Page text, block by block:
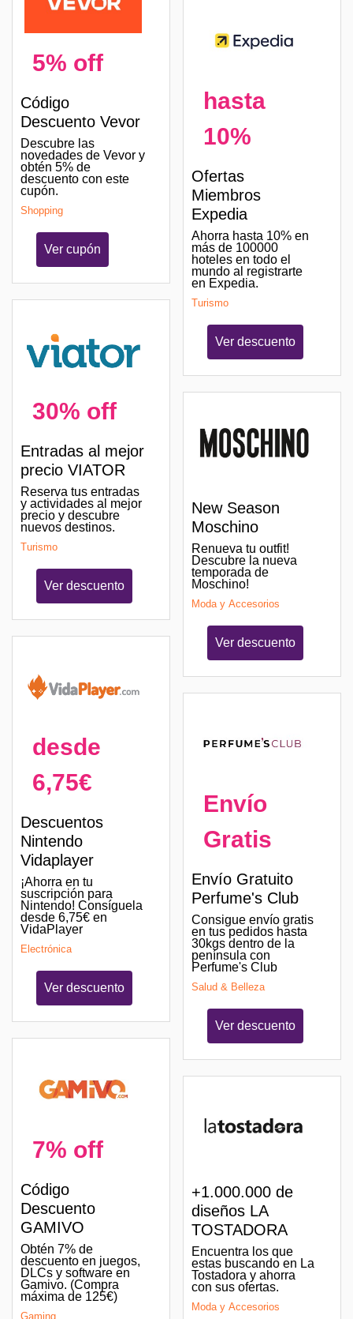
5% off
Código
Descuento Vevor
Descubre las
novedades de Vevor y
obtén 5% de
descuento con este
cupón.
Shopping
Ver cupón
30% off
Entradas al mejor
precio VIATOR
Reserva tus entradas
y actividades al mejor
precio y descubre
nuevos destinos.
Turismo
Ver descuento
desde
6,75€
Descuentos
Nintendo
Vidaplayer
¡Ahorra en tu
suscripción para
Nintendo! Consíguela
desde 6,75€ en
VidaPlayer
Electrónica
Ver descuento
7% off
Código
Descuento
GAMIVO
Obtén 7% de
descuento en juegos,
DLCs y software en
Gamivo. (Compra
máxima de 125€)
Gaming
hasta
10%
Ofertas
Miembros
Expedia
Ahorra hasta 10% en
más de 100000
hoteles en todo el
mundo al registrarte
en Expedia.
Turismo
Ver descuento
New Season
Moschino
Renueva tu outfit!
Descubre la nueva
temporada de
Moschino!
Moda y Accesorios
Ver descuento
Envío
Gratis
Envío Gratuito
Perfume's Club
Consigue envío gratis
en tus pedidos hasta
30kgs dentro de la
península con
Perfume's Club
Salud & Belleza
Ver descuento
+1.000.000 de
diseños LA
TOSTADORA
Encuentra los que
estas buscando en La
Tostadora y ahorra
con sus ofertas.
Moda y Accesorios